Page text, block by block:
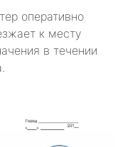
оперативно
к месту
в течении